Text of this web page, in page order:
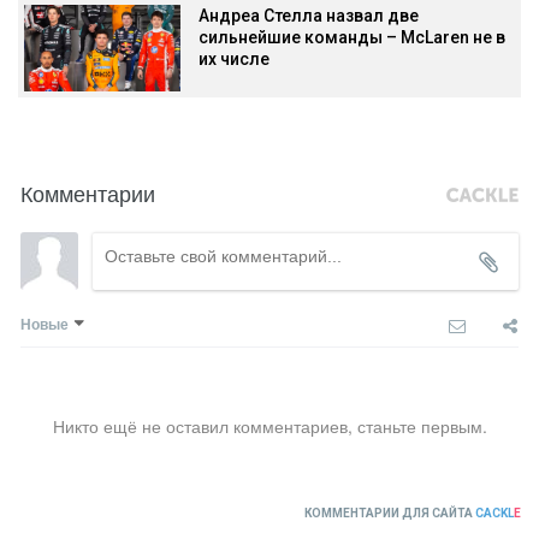
Андреа Стелла назвал две
сильнейшие команды – McLaren не в
их числе
Комментарии
Новые
Никто ещё не оставил комментариев, станьте первым.
КОММЕНТАРИИ ДЛЯ САЙТА CACKLE